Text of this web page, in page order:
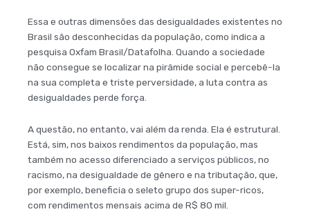
Essa e outras dimensões das desigualdades existentes no
Brasil são desconhecidas da população, como indica a
pesquisa Oxfam Brasil/Datafolha. Quando a sociedade
não consegue se localizar na pirâmide social e percebê-la
na sua completa e triste perversidade, a luta contra as
desigualdades perde força.
A questão, no entanto, vai além da renda. Ela é estrutural.
Está, sim, nos baixos rendimentos da população, mas
também no acesso diferenciado a serviços públicos, no
racismo, na desigualdade de gênero e na tributação, que,
por exemplo, beneficia o seleto grupo dos super-ricos,
com rendimentos mensais acima de R$ 80 mil.